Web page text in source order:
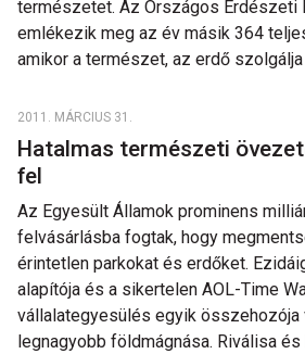
természetet. Az Országos Erdészeti
emlékezik meg az év másik 364
amikor a természet, az erdő
2011. MÁRCIUS 31.
Hatalmas természeti
fel
Az Egyesült Államok prominens
felvásárlásba fogtak, hogy
érintetlen parkokat és erdőket.
alapítója és a sikertelen AOL-Time
vállalategyesülés egyik
legnagyobb földmágnása. Riválisa